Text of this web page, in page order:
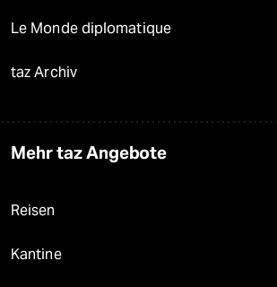
Le Monde diplomatique
taz Archiv
Mehr taz Angebote
Reisen
Kantine